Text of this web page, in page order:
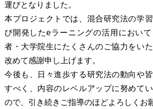
運びとなりました。
本プロジェクトでは、混合研究法の学
び開発したeラーニングの活用におい
者・大学院生にたくさんのご協力をいた
改めて感謝申し上げます。
今後も、日々進歩する研究法の動向や
すべく、内容のレベルアップに努めて
ので、引き続きご指導のほどよろしくお